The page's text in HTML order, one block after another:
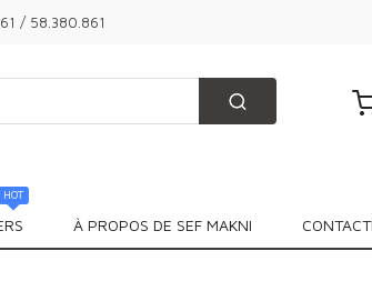
/ 58.380.861
HOT
À PROPOS DE SEF MAKNI